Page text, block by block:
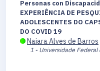
Personas con
EXPERIÊNCIA DE
ADOLESCENTES DO
DO COVID 19
Naiara Alves de Barros
1 - Universidade Federal